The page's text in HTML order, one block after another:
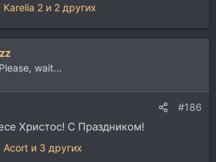
Karelia 2 и 2 других
wait...
#186
Христос! С Праздником!
Acort и 3 других